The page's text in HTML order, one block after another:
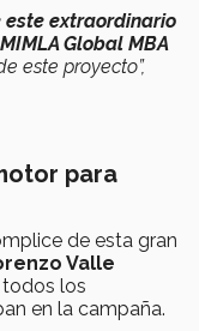
este extraordinario
MIMLA Global MBA
este proyecto”,
para
de esta gran
Valle
los
en la campaña.